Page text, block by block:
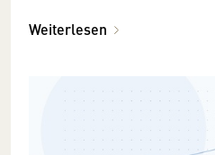
Weiterlesen